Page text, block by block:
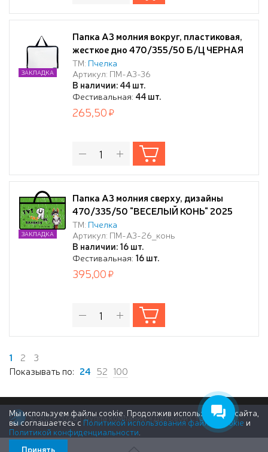
Папка А3 молния вокруг, пластиковая,
жесткое дно 470/355/50 Б/Ц ЧЕРНАЯ
ТМ: Пчелка
Артикул: ПМ-А3-36
В наличии: 44 шт.
Фестивальная: 44 шт.
ЗАКЛАДКА
265,50
Папка А3 молния сверху, дизайны
470/335/50 "ВЕСЕЛЫЙ КОНЬ" 2025
ТМ: Пчелка
Артикул: ПМ-А3-26_конь
В наличии: 16 шт.
Фестивальная: 16 шт.
ЗАКЛАДКА
395,00
1 2
3
Показывать по: 24 52 100
© 2011-2026 Группа компаний «Деловой Стиль»
Мы используем файлы cookie. Продолжив использование сайта,
вы соглашаетесь с Политикой использования файлов cookie и
Политикой конфиденциальности
Принять